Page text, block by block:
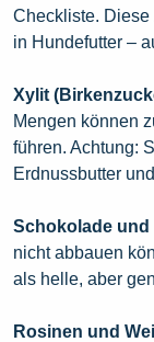
Checkliste. Diese
in Hundefutter –
Xylit
Mengen können
führen. Achtung:
Erdnussbutter
Schokolade und
nicht abbauen
als helle, aber
Rosinen und